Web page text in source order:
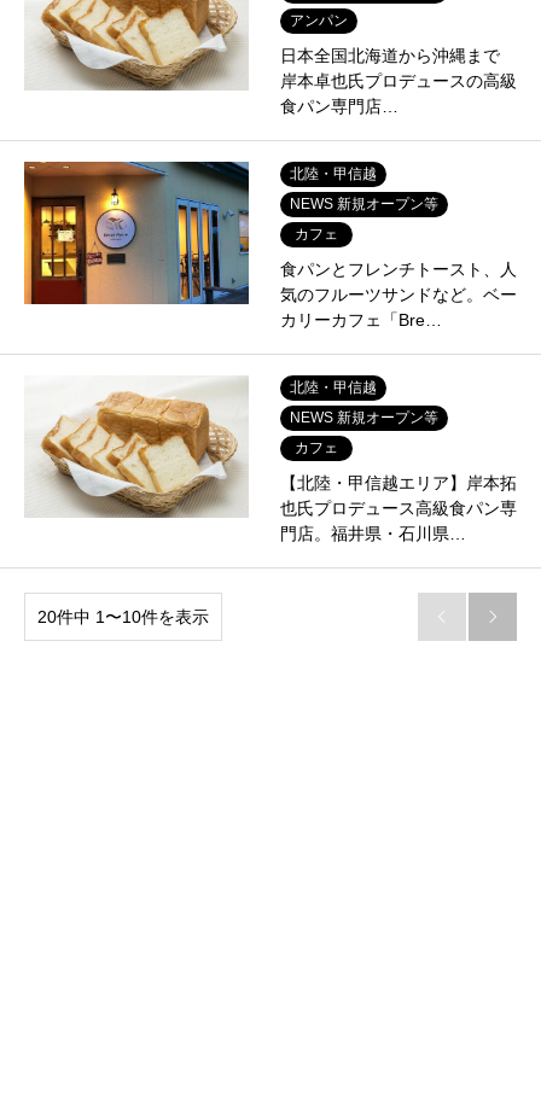
アンパン
日本全国北海道から沖縄まで
岸本卓也氏プロデュースの高級
食パン専門店…
北陸・甲信越
NEWS 新規オープン等
カフェ
食パンとフレンチトースト、人
気のフルーツサンドなど。ベー
カリーカフェ「Bre…
北陸・甲信越
NEWS 新規オープン等
カフェ
【北陸・甲信越エリア】岸本拓
也氏プロデュース高級食パン専
門店。福井県・石川県…
20件中 1〜10件を表示  